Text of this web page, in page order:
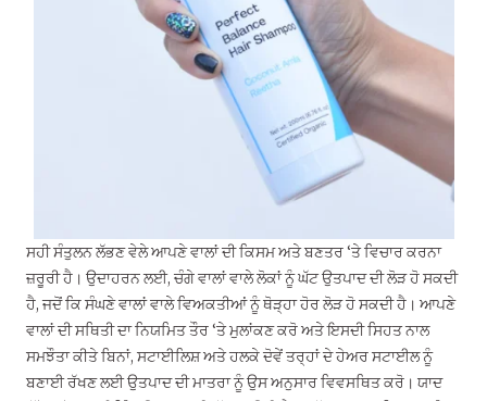
ਸਹੀ ਸੰਤੁਲਨ ਲੱਭਣ ਵੇਲੇ ਆਪਣੇ ਵਾਲਾਂ ਦੀ ਕਿਸਮ ਅਤੇ ਬਣਤਰ ‘ਤੇ ਵਿਚਾਰ ਕਰਨਾ
ਜ਼ਰੂਰੀ ਹੈ। ਉਦਾਹਰਨ ਲਈ, ਚੰਗੇ ਵਾਲਾਂ ਵਾਲੇ ਲੋਕਾਂ ਨੂੰ ਘੱਟ ਉਤਪਾਦ ਦੀ ਲੋੜ ਹੋ ਸਕਦੀ
ਹੈ, ਜਦੋਂ ਕਿ ਸੰਘਣੇ ਵਾਲਾਂ ਵਾਲੇ ਵਿਅਕਤੀਆਂ ਨੂੰ ਥੋੜ੍ਹਾ ਹੋਰ ਲੋੜ ਹੋ ਸਕਦੀ ਹੈ। ਆਪਣੇ
ਵਾਲਾਂ ਦੀ ਸਥਿਤੀ ਦਾ ਨਿਯਮਿਤ ਤੌਰ ‘ਤੇ ਮੁਲਾਂਕਣ ਕਰੋ ਅਤੇ ਇਸਦੀ ਸਿਹਤ ਨਾਲ
ਸਮਝੌਤਾ ਕੀਤੇ ਬਿਨਾਂ, ਸਟਾਈਲਿਸ਼ ਅਤੇ ਹਲਕੇ ਦੋਵੇਂ ਤਰ੍ਹਾਂ ਦੇ ਹੇਅਰ ਸਟਾਈਲ ਨੂੰ
ਬਣਾਈ ਰੱਖਣ ਲਈ ਉਤਪਾਦ ਦੀ ਮਾਤਰਾ ਨੂੰ ਉਸ ਅਨੁਸਾਰ ਵਿਵਸਥਿਤ ਕਰੋ। ਯਾਦ